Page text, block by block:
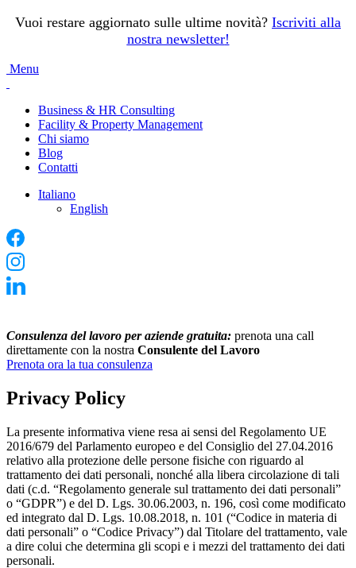
Vuoi restare aggiornato sulle ultime novità? Iscriviti alla
nostra newsletter!
Menu
Business & HR Consulting
Facility & Property Management
Chi siamo
Blog
Contatti
Italiano
English
Consulenza del lavoro per aziende gratuita: prenota una call
direttamente con la nostra Consulente del Lavoro
Prenota ora la tua consulenza
Privacy Policy
La presente informativa viene resa ai sensi del Regolamento UE
2016/679 del Parlamento europeo e del Consiglio del 27.04.2016
relativo alla protezione delle persone fisiche con riguardo al
trattamento dei dati personali, nonché alla libera circolazione di tali
dati (c.d. “Regolamento generale sul trattamento dei dati personali”
o “GDPR”) e del D. Lgs. 30.06.2003, n. 196, così come modificato
ed integrato dal D. Lgs. 10.08.2018, n. 101 (“Codice in materia di
dati personali” o “Codice Privacy”) dal Titolare del trattamento, vale
a dire colui che determina gli scopi e i mezzi del trattamento dei dati
personali.